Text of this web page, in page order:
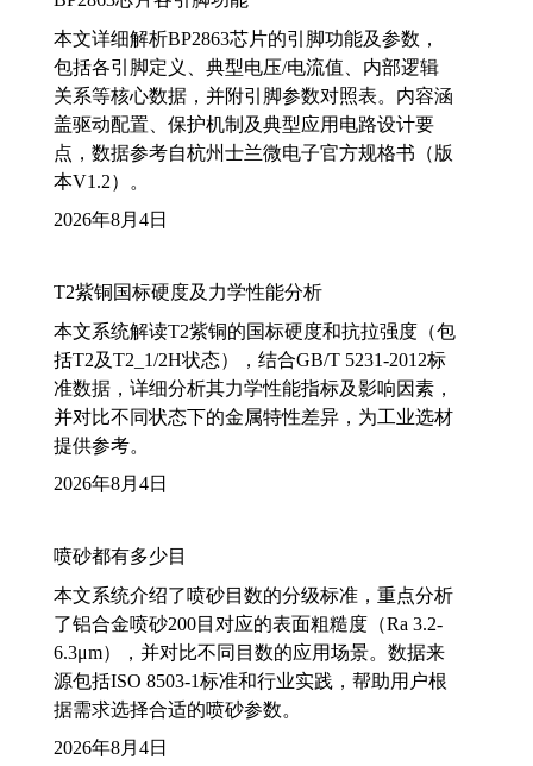
本文详细解析BP2863芯片的引脚功能及参数，
包括各引脚定义、典型电压/电流值、内部逻辑
关系等核心数据，并附引脚参数对照表。内容涵
盖驱动配置、保护机制及典型应用电路设计要
点，数据参考自杭州士兰微电子官方规格书（版
本V1.2）。
2026年8月4日
T2紫铜国标硬度及力学性能分析
本文系统解读T2紫铜的国标硬度和抗拉强度（包
括T2及T2_1/2H状态），结合GB/T 5231-2012标
准数据，详细分析其力学性能指标及影响因素，
并对比不同状态下的金属特性差异，为工业选材
提供参考。
2026年8月4日
喷砂都有多少目
本文系统介绍了喷砂目数的分级标准，重点分析
了铝合金喷砂200目对应的表面粗糙度（Ra 3.2-
6.3μm），并对比不同目数的应用场景。数据来
源包括ISO 8503-1标准和行业实践，帮助用户根
据需求选择合适的喷砂参数。
2026年8月4日